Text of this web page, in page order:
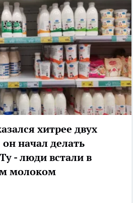
хитрее двух
начал делать
- люди встали в
молоком